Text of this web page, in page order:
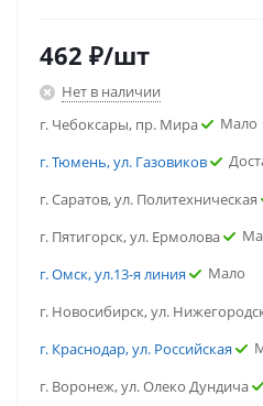
462 ₽/шт
Нет в наличии
г. Чебоксары, пр. Мира
Мало
г. Тюмень, ул. Газовиков
г. Саратов, ул. Политехническая
г. Пятигорск, ул. Ермолова
г. Омск, ул.13-я линия
Мало
г. Новосибирск, ул.
г. Краснодар, ул. Российская
г. Воронеж, ул. Олеко Дундича